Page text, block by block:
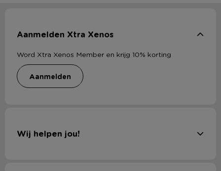
Aanmelden Xtra Xenos
Word Xtra Xenos Member en krijg 10% korting
aanmelden
Wij helpen jou!